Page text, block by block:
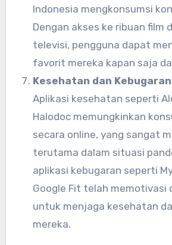
Indonesia mengkonsumsi
Dengan akses ke ribuan film
televisi, pengguna dapat
favorit mereka kapan saja
Kesehatan dan Kebugaran
Aplikasi kesehatan seperti
Halodoc memungkinkan
secara online, yang sangat
terutama dalam situasi
aplikasi kebugaran seperti
Google Fit telah memotivasi
untuk menjaga kesehatan
mereka.